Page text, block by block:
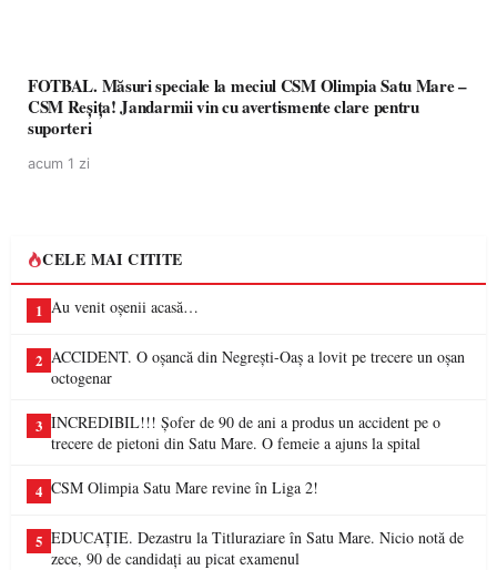
FOTBAL. Măsuri speciale la meciul CSM Olimpia Satu Mare –
CSM Reșița! Jandarmii vin cu avertismente clare pentru
suporteri
acum 1 zi
CELE MAI CITITE
1 Au venit oșenii acasă…
2 ACCIDENT. O oșancă din Negrești-Oaș a lovit pe trecere un oșan
octogenar
3 INCREDIBIL!!! Șofer de 90 de ani a produs un accident pe o
trecere de pietoni din Satu Mare. O femeie a ajuns la spital
4 CSM Olimpia Satu Mare revine în Liga 2!
5 EDUCAȚIE. Dezastru la Titluraziare în Satu Mare. Nicio notă de
zece, 90 de candidați au picat examenul